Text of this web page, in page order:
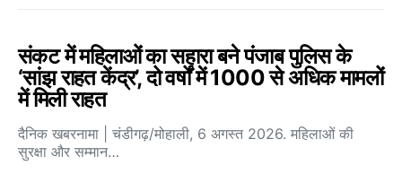
संकट में महिलाओं का सहारा बने पंजाब पुलिस के
‘सांझ राहत केंद्र’, दो वर्षों में 1000 से अधिक मामलों
में मिली राहत
दैनिक खबरनामा | चंडीगढ़/मोहाली, 6 अगस्त 2026. महिलाओं की
सुरक्षा और सम्मान…